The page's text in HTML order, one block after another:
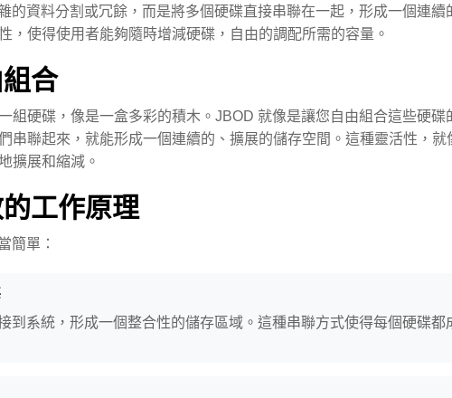
的資料分割或冗餘，而是將多個硬碟直接串聯在一起，形成一個連續
，使得使用者能夠隨時增減硬碟，自由的調配所需的容量。
合
組硬碟，像是一盒多彩的積木。JBOD 就像是讓您自由組合這些硬碟
串聯起來，就能形成一個連續的、擴展的儲存空間。這種靈活性，
擴展和縮減。
工作原理
簡單：
到系統，形成一個整合性的儲存區域。這種串聯方式使得每個硬碟都